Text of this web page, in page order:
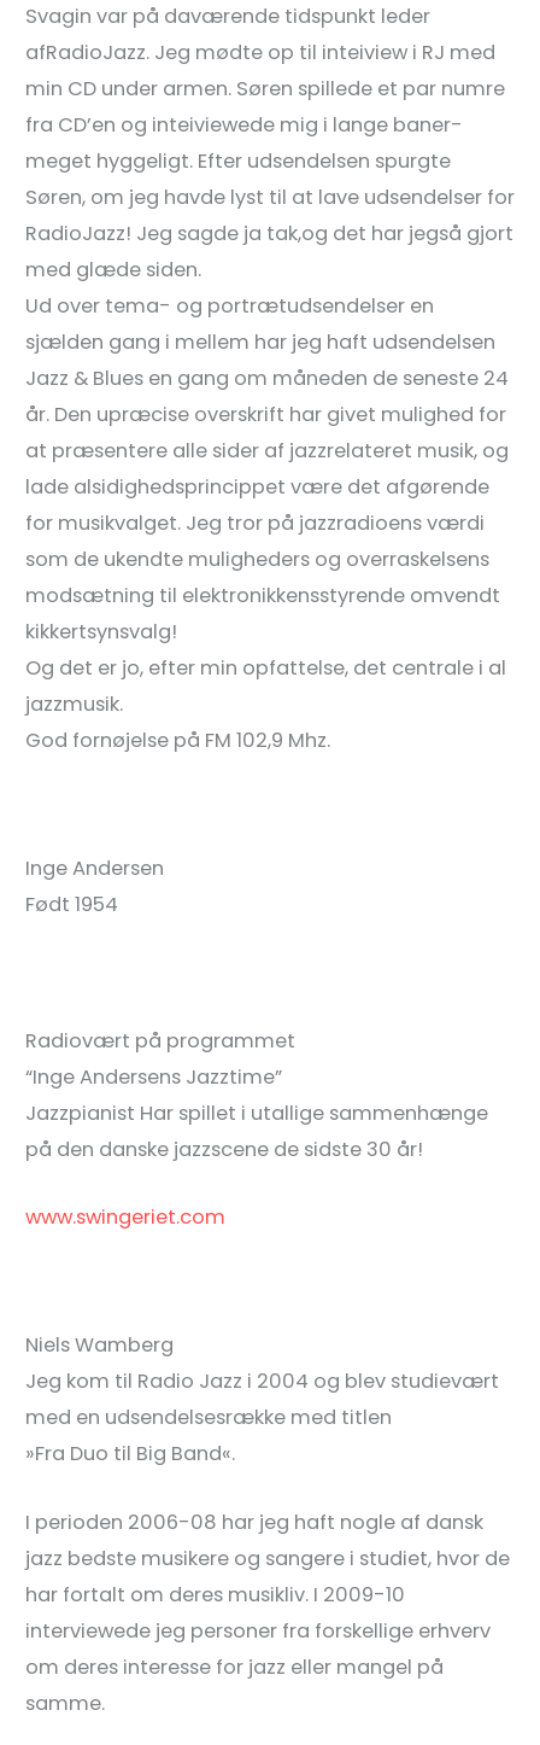
Svagin var på daværende tidspunkt leder
afRadioJazz. Jeg mødte op til inteiview i RJ med
min CD under armen. Søren spillede et par numre
fra CD’en og inteiviewede mig i lange baner-
meget hyggeligt. Efter udsendelsen spurgte
Søren, om jeg havde lyst til at lave udsendelser for
RadioJazz! Jeg sagde ja tak,og det har jegså gjort
med glæde siden.
Ud over tema- og portrætudsendelser en
sjælden gang i mellem har jeg haft udsendelsen
Jazz & Blues en gang om måneden de seneste 24
år. Den upræcise overskrift har givet mulighed for
at præsentere alle si­der af jazzrelateret musik, og
lade alsidighedsprincippet være det afgørende
for musikvalget. Jeg tror på jazzradioens værdi
som de ukendte muligheders og overraskelsens
modsætning til elektronikkensstyrende omvendt
kikkertsynsvalg!
Og det er jo, efter min opfattelse, det centrale i al
jazzmusik.
God fornøjelse på FM 102,9 Mhz.
Inge Andersen
Født 1954
Radiovært på programmet
“Inge Andersens Jazztime”
Jazzpianist Har spillet i utallige sammenhænge
på den danske jazzscene de sidste 30 år!
www.swingeriet.com
Niels Wamberg
Jeg kom til Radio Jazz i 2004 og blev studievært
med en udsendelsesrække med titlen
»Fra Duo til Big Band«.
I perioden 2006-08 har jeg haft nogle af dansk
jazz bedste musikere og sangere i studiet, hvor de
har fortalt om deres musikliv. I 2009-10
interviewede jeg personer fra forskellige erhverv
om deres interesse for jazz eller mangel på
samme.